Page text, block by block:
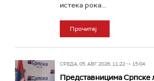
истека рока...
Прочитај
СРЕДА, 05. АВГ 2026, 11:22 -> 15:04
Представницима Српске